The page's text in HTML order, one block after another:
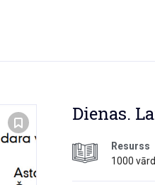
Dienas.
Resurss
1000